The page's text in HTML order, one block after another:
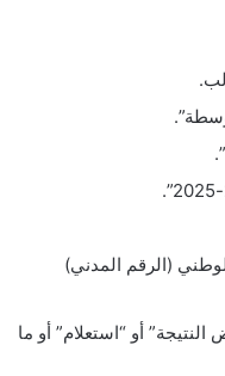
(الرقم المدني)
أو “استعلام” أو ما